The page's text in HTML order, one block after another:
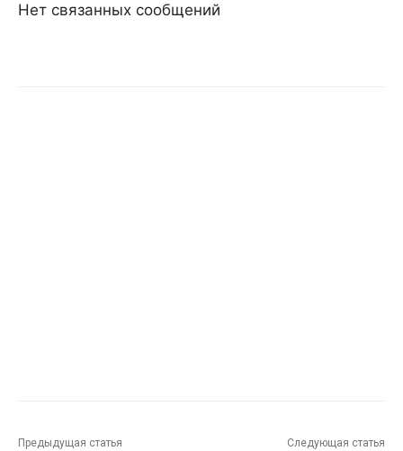
Нет связанных сообщений
Предыдущая статья Следующая статья